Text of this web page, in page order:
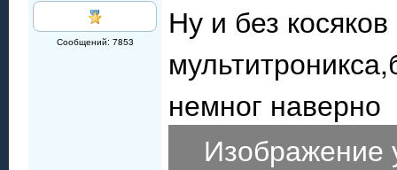
Сообщений: 7853
Ну и без
немног наверно